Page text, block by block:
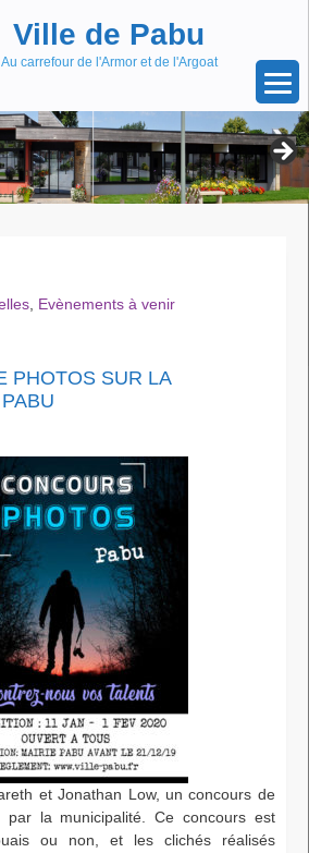
Ville de Pabu
Au carrefour de l'Armor et de l'Argoat
, Evènements à venir
PHOTOS SUR LA
et Jonathan Low, un concours de
par la municipalité. Ce concours est
ou non, et les clichés réalisés